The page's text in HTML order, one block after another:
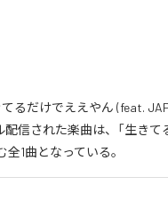
てるだけでええやん (feat.
信された楽曲は、「生きて
全1曲となっている。